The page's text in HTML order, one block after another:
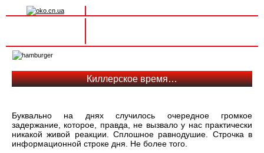
navigation
Киллерское время…
Буквально на днях случилось очередное громкое
задержание, которое, правда, не вызвало у нас практически
никакой живой реакции. Сплошное равнодушие. Строчка в
информационной строке дня. Не более того.